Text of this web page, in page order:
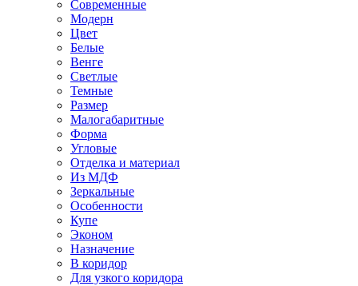
Современные
Модерн
Цвет
Белые
Венге
Светлые
Темные
Размер
Малогабаритные
Форма
Угловые
Отделка и материал
Из МДФ
Зеркальные
Особенности
Купе
Эконом
Назначение
В коридор
Для узкого коридора